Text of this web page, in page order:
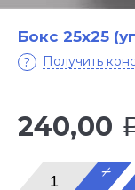
Бокс 25х25
Получить
240,00